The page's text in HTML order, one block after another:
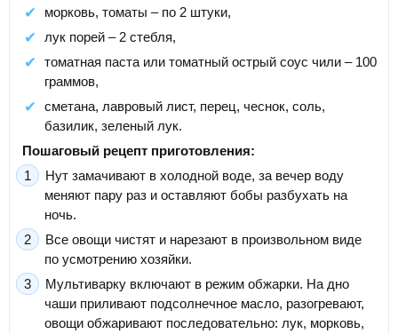
морковь, томаты – по 2 штуки,
лук порей – 2 стебля,
томатная паста или томатный острый соус чили – 100
граммов,
сметана, лавровый лист, перец, чеснок, соль,
базилик, зеленый лук.
Пошаговый рецепт приготовления:
Нут замачивают в холодной воде, за вечер воду
меняют пару раз и оставляют бобы разбухать на
ночь.
Все овощи чистят и нарезают в произвольном виде
по усмотрению хозяйки.
Мультиварку включают в режим обжарки. На дно
чаши приливают подсолнечное масло, разогревают,
овощи обжаривают последовательно: лук, морковь,